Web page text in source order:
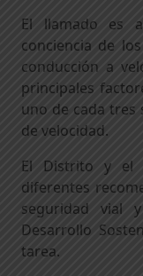
El llamado es
conciencia de
conducción a
principales
uno de cada tres
de velocidad.
El Distrito y el
diferentes
seguridad vial
Desarrollo
tarea.